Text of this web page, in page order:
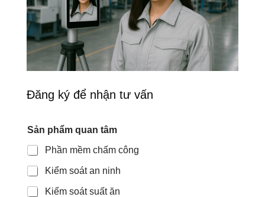
Đăng ký để nhận tư vấn
Sản phẩm quan tâm
Phần mềm chấm công
Kiểm soát an ninh
Kiểm soát suất ăn